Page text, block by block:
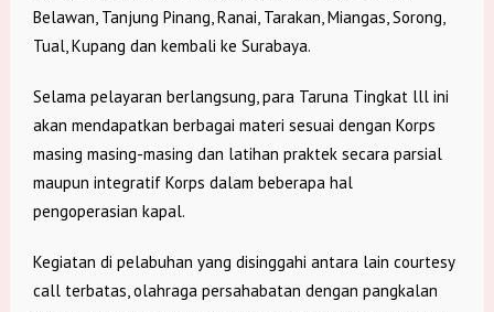
Belawan, Tanjung Pinang, Ranai, Tarakan, Miangas, Sorong,
Tual, Kupang dan kembali ke Surabaya.
Selama pelayaran berlangsung, para Taruna Tingkat lll ini
akan mendapatkan berbagai materi sesuai dengan Korps
masing masing-masing dan latihan praktek secara parsial
maupun integratif Korps dalam beberapa hal
pengoperasian kapal.
Kegiatan di pelabuhan yang disinggahi antara lain courtesy
call terbatas, olahraga persahabatan dengan pangkalan